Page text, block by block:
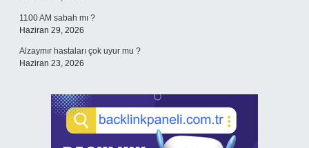
1100 AM sabah mı ?
Haziran 29, 2026
Alzaymır hastaları çok uyur mu ?
Haziran 23, 2026